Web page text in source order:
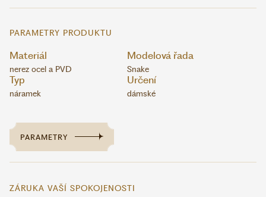
PARAMETRY PRODUKTU
Materiál
nerez ocel a PVD
Modelová řada
Snake
Typ
náramek
Určení
dámské
PARAMETRY
ZÁRUKA VAŠÍ SPOKOJENOSTI